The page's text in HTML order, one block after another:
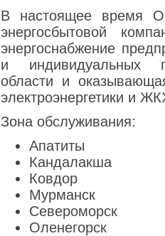
В настоящее время
энергосбытовой
энергоснабжение
и индивидуальных
области и
электроэнергетики и
Зона обслуживания:
Апатиты
Кандалакша
Ковдор
Мурманск
Североморск
Оленегорск